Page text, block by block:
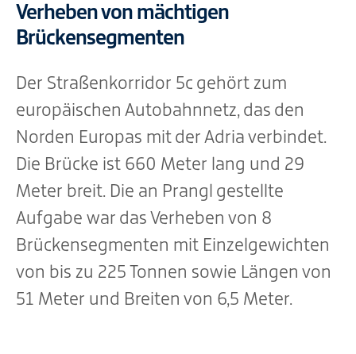
Verheben von mächtigen
Brückensegmenten
Der Straßenkorridor 5c gehört zum
europäischen Autobahnnetz, das den
Norden Europas mit der Adria verbindet.
Die Brücke ist 660 Meter lang und 29
Meter breit. Die an Prangl gestellte
Aufgabe war das Verheben von 8
Brückensegmenten mit Einzelgewichten
von bis zu 225 Tonnen sowie Längen von
51 Meter und Breiten von 6,5 Meter.